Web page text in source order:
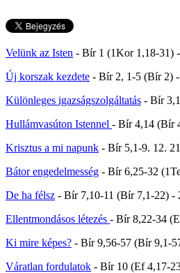
Velünk az Isten - Bír 1 (1Kor 1,18-31)
Új korszak kezdete - Bír 2, 1-5 (Bír 2) -
Különleges igazságszolgáltatás - Bír
Hullámvasúton Istennel - Bír 4,14 (Bír
Krisztus a mi napunk - Bír 5,1-9. 12.
Bátor engedelmesség - Bír 6,25-32
De ha félsz - Bír 7,10-11 (Bír 7,1-22) -
Ellentmondásos létezés - Bír 8,22-34
Ki mire képes? - Bír 9,56-57 (Bír 9,1-
Váratlan fordulatok - Bír 10 (Ef 4,17-